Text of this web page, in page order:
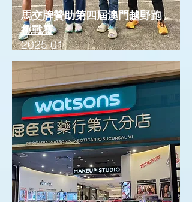
馬交牌贊助第四屆澳門越野跑
挑戰賽
2025.01